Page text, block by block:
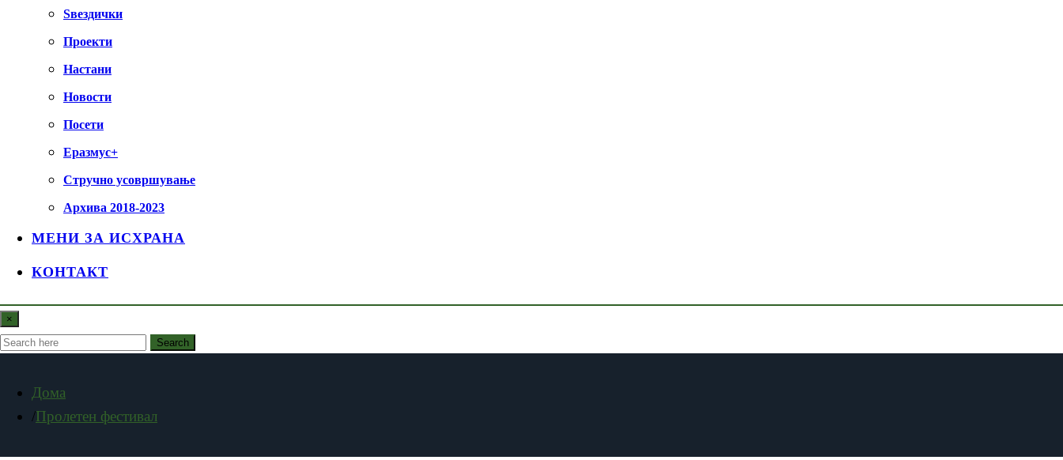
Ѕвездички
Проекти
Настани
Новости
Посети
Еразмус+
Стручно усовршување
Архива 2018-2023
МЕНИ ЗА ИСХРАНА
КОНТАКТ
×
Search
Дома
Пролетен фестивал